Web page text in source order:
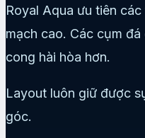
Royal Aqua ưu tiên
mạch cao. Các cụm
cong hài hòa hơn.
Layout luôn giữ được
góc.